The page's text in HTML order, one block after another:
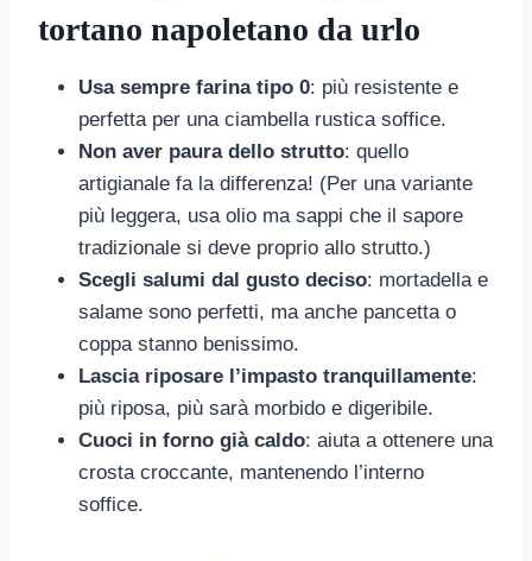
tortano napoletano da urlo
Usa sempre farina tipo 0: più resistente e
perfetta per una ciambella rustica soffice.
Non aver paura dello strutto: quello
artigianale fa la differenza! (Per una variante
più leggera, usa olio ma sappi che il sapore
tradizionale si deve proprio allo strutto.)
Scegli salumi dal gusto deciso: mortadella e
salame sono perfetti, ma anche pancetta o
coppa stanno benissimo.
Lascia riposare l’impasto tranquillamente:
più riposa, più sarà morbido e digeribile.
Cuoci in forno già caldo: aiuta a ottenere una
crosta croccante, mantenendo l’interno
soffice.